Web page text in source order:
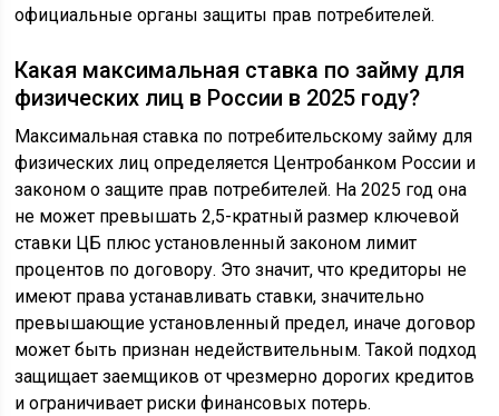
официальные органы защиты прав потребителей.
Какая максимальная ставка по займу для
физических лиц в России в 2025 году?
Максимальная ставка по потребительскому займу для
физических лиц определяется Центробанком России и
законом о защите прав потребителей. На 2025 год она
не может превышать 2,5-кратный размер ключевой
ставки ЦБ плюс установленный законом лимит
процентов по договору. Это значит, что кредиторы не
имеют права устанавливать ставки, значительно
превышающие установленный предел, иначе договор
может быть признан недействительным. Такой подход
защищает заемщиков от чрезмерно дорогих кредитов
и ограничивает риски финансовых потерь.